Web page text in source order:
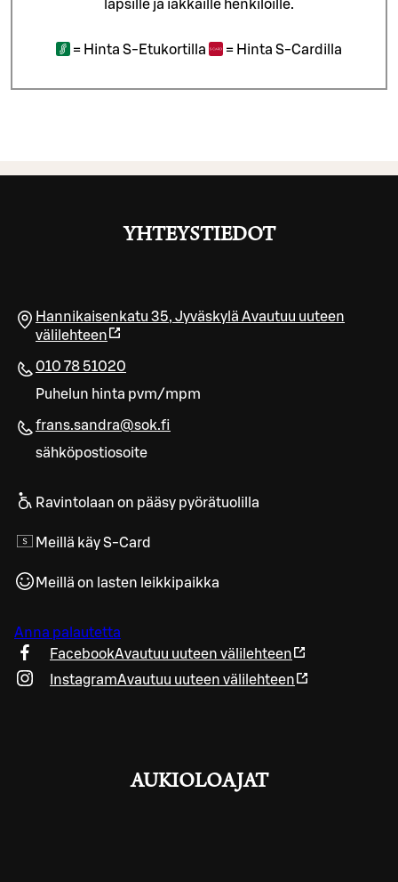
lapsille ja iäkkäille henkilöille.
= Hinta S-Etukortilla = Hinta S-Cardilla
YHTEYSTIEDOT
Hannikaisenkatu 35, Jyväskylä Avautuu uuteen
välilehteen
010 78 51020
Puhelun hinta pvm/mpm
frans.sandra@sok.fi
sähköpostiosoite
Ravintolaan on pääsy pyörätuolilla
Meillä käy S-Card
Meillä on lasten leikkipaikka
Anna palautetta
FacebookAvautuu uuteen välilehteen
InstagramAvautuu uuteen välilehteen
AUKIOLOAJAT